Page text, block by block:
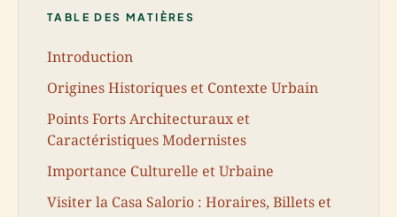
TABLE DES MATIÈRES
Introduction
Origines Historiques et Contexte Urbain
Points Forts Architecturaux et
Caractéristiques Modernistes
Importance Culturelle et Urbaine
Visiter la Casa Salorio : Horaires, Billets et